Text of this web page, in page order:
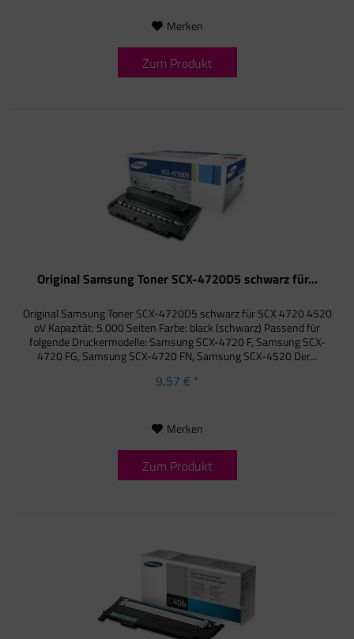
Merken
Zum Produkt
Original Samsung Toner SCX-4720D5 schwarz für...
Original Samsung Toner SCX-4720D5 schwarz für SCX 4720 4520
oV Kapazität: 5.000 Seiten Farbe: black (schwarz) Passend für
folgende Druckermodelle: Samsung SCX-4720 F, Samsung SCX-
4720 FG, Samsung SCX-4720 FN, Samsung SCX-4520 Der...
9,57 € *
Merken
Zum Produkt